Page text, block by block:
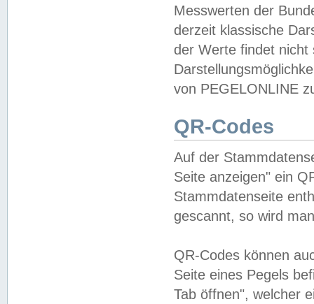
Messwerten der
derzeit klassische
der Werte findet
von PEGELONLINE
QR-Codes
Auf der
Seite anzeigen" ein
Stammdatenseite
gescannt, so wird
QR-Codes können
Seite eines Pegels
Tab öffnen", welcher